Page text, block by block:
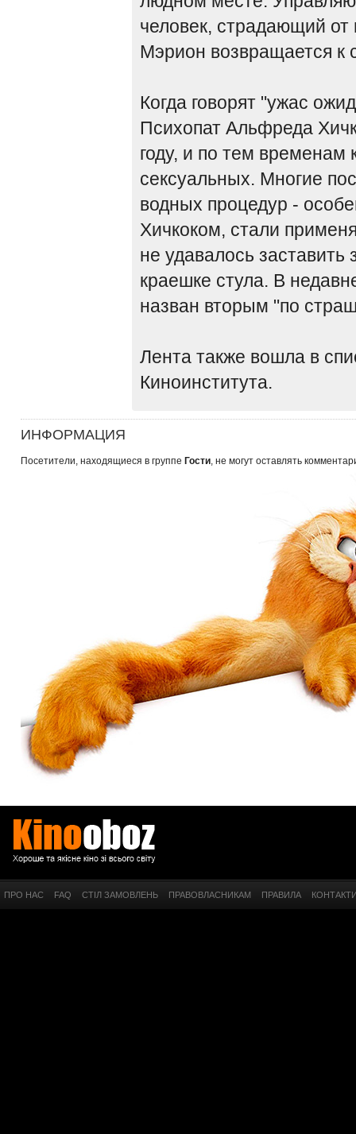
человек, страдающий
Мэрион возвращается к
Когда говорят "ужас
Психопат Альфреда
году, и по тем
сексуальных. Многие
водных процедур -
Хичкоком, стали
не удавалось заставить
краешке стула. В
назван вторым "по
Лента также вошла в
Киноинститута.
ИНФОРМАЦИЯ
Посетители, находящиеся в группе Гости, не могут оставлять
ПРО НАС FAQ СТІЛ ЗАМОВЛЕНЬ ПРАВОВЛАСНИКАМ ПРАВИЛА